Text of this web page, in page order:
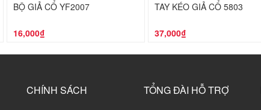
BỘ GIẢ CỔ YF2007
16,000₫
TAY KÉO GIẢ CỔ 5803
37,000₫
CHÍNH SÁCH TỔNG ĐÀI HỖ TRỢ